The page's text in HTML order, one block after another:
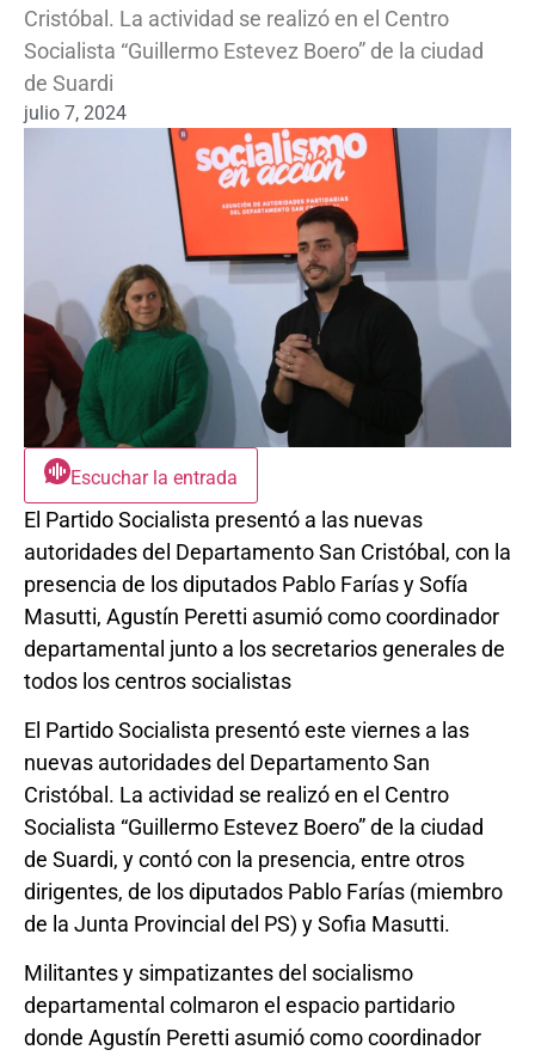
Cristóbal. La actividad se realizó en el Centro
Socialista “Guillermo Estevez Boero” de la ciudad
de Suardi
julio 7, 2024
Escuchar la entrada
El Partido Socialista presentó a las nuevas
autoridades del Departamento San Cristóbal, con la
presencia de los diputados Pablo Farías y Sofía
Masutti, Agustín Peretti asumió como coordinador
departamental junto a los secretarios generales de
todos los centros socialistas
El Partido Socialista presentó este viernes a las
nuevas autoridades del Departamento San
Cristóbal. La actividad se realizó en el Centro
Socialista “Guillermo Estevez Boero” de la ciudad
de Suardi, y contó con la presencia, entre otros
dirigentes, de los diputados Pablo Farías (miembro
de la Junta Provincial del PS) y Sofia Masutti.
Militantes y simpatizantes del socialismo
departamental colmaron el espacio partidario
donde Agustín Peretti asumió como coordinador